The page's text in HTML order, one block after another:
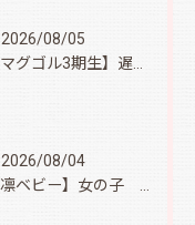
2026/08/05
【マグゴル3期生】遅ればせながら
2026/08/04
【凛ベビー】女の子 Ⅱ